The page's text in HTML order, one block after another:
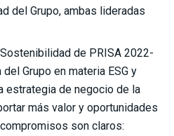
del Grupo, ambas lideradas
de PRISA 2022-
Grupo en materia ESG y
estrategia de negocio de la
más valor y oportunidades
son claros: